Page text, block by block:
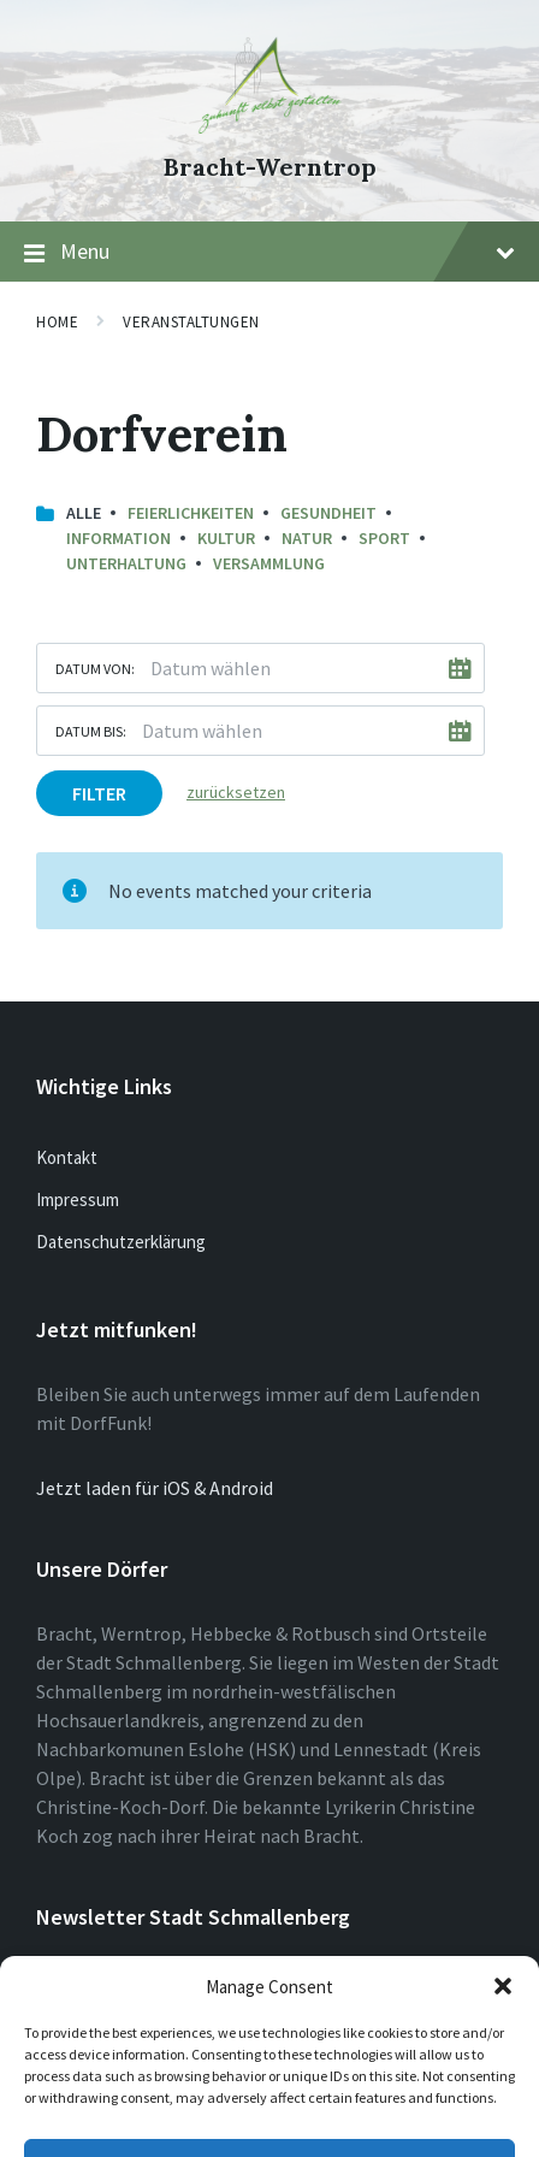
Manage Consent
To provide the best experiences, we use technologies like cookies to store and/or
access device information. Consenting to these technologies will allow us to
process data such as browsing behavior or unique IDs on this site. Not consenting
or withdrawing consent, may adversely affect certain features and functions.
content
main
navigation
footer
Bracht-Werntrop
Menu
HOME VERANSTALTUNGEN
Dorfverein
ALLE FEIERLICHKEITEN
GESUNDHEIT
INFORMATION
KULTUR NATUR
SPORT
UNTERHALTUNG
VERSAMMLUNG
DATUM VON:
DATUM BIS:
FILTER zurücksetzen
No events matched your criteria
Wichtige Links
Kontakt
Impressum
Datenschutzerklärung
Jetzt mitfunken!
Bleiben Sie auch unterwegs immer auf dem Laufenden
mit DorfFunk!
Jetzt laden für iOS & Android
Unsere Dörfer
Bracht, Werntrop, Hebbecke & Rotbusch sind Ortsteile
der Stadt Schmallenberg. Sie liegen im Westen der Stadt
Schmallenberg im nordrhein-westfälischen
Hochsauerlandkreis, angrenzend zu den
Nachbarkomunen Eslohe (HSK) und Lennestadt (Kreis
Olpe). Bracht ist über die Grenzen bekannt als das
Christine-Koch-Dorf. Die bekannte Lyrikerin Christine
Koch zog nach ihrer Heirat nach Bracht.
Newsletter Stadt Schmallenberg